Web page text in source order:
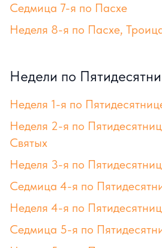
Седмица 7-я по Пасхе
Неделя 8-я по Пасхе,
Недели по
Неделя 1-я по
Неделя 2-я по
Святых
Неделя 3-я по
Седмица 4-я по
Неделя 4-я по
Седмица 5-я по